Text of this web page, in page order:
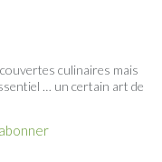
culinaires mais
… un certain art de